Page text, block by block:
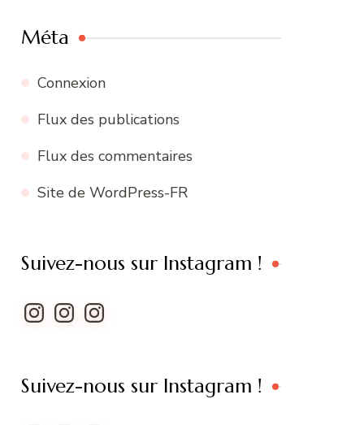
Méta
Connexion
Flux des publications
Flux des commentaires
Site de WordPress-FR
Suivez-nous sur Instagram !
Instagram
InstagramInstagram
Suivez-nous sur Instagram !